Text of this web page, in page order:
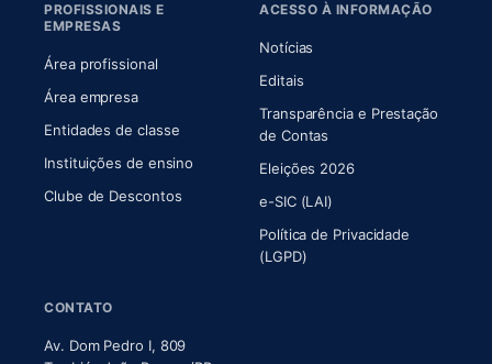
PROFISSIONAIS E
EMPRESAS
Área profissional
Área empresa
Entidades de classe
Instituições de ensino
Clube de Descontos
ACESSO À INFORMAÇÃO
Notícias
Editais
Transparência e Prestação
de Contas
Eleições 2026
e-SIC (LAI)
Política de Privacidade
(LGPD)
CONTATO
Av. Dom Pedro I, 809